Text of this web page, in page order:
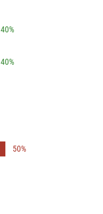
40%
40%
50%